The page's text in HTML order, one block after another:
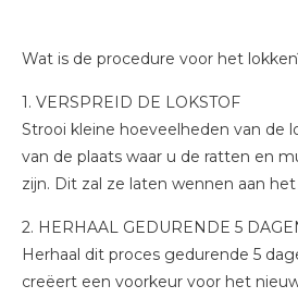
Wat is de procedure voor het
1. VERSPREID DE LOKSTOF
Strooi kleine hoeveelheden van de
van de plaats waar u de ratten en
zijn. Dit zal ze laten wennen aan
2. HERHAAL GEDURENDE 5
Herhaal dit proces gedurende 5
creëert een voorkeur voor het